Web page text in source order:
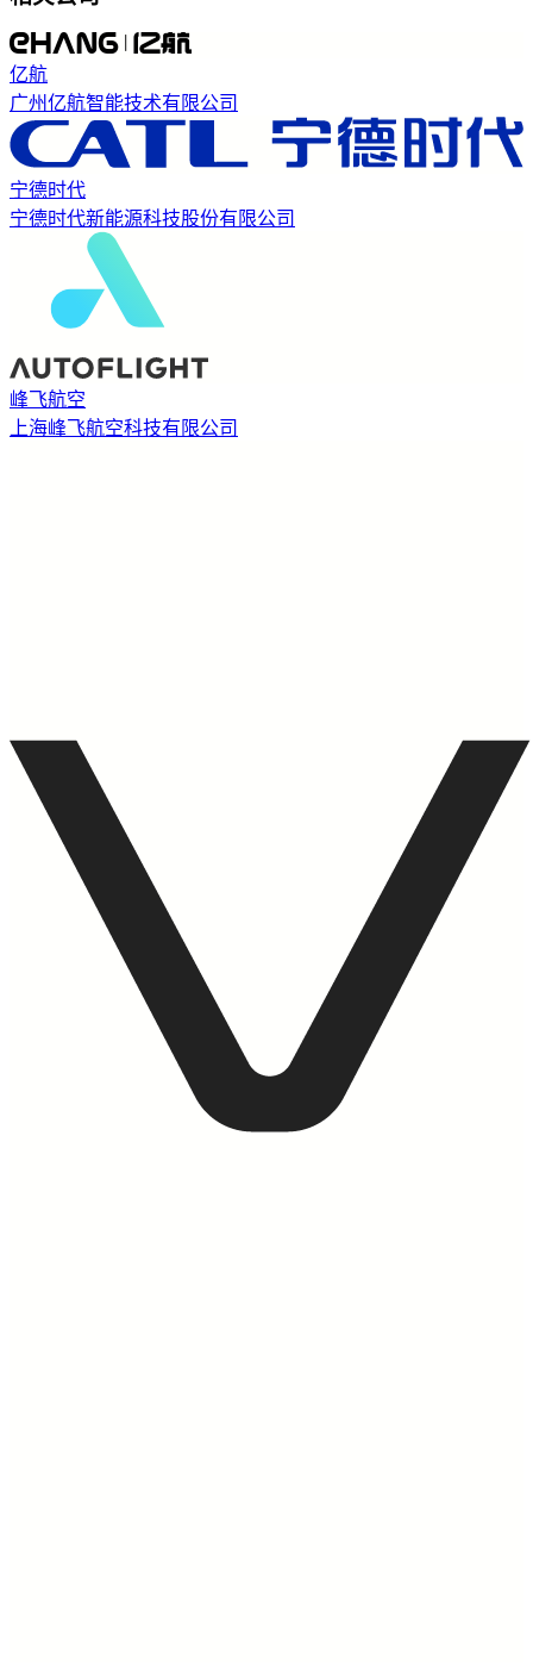
亿航
广州亿航智能技术有限公司
宁德时代
宁德时代新能源科技股份有限公司
峰飞航空
上海峰飞航空科技有限公司